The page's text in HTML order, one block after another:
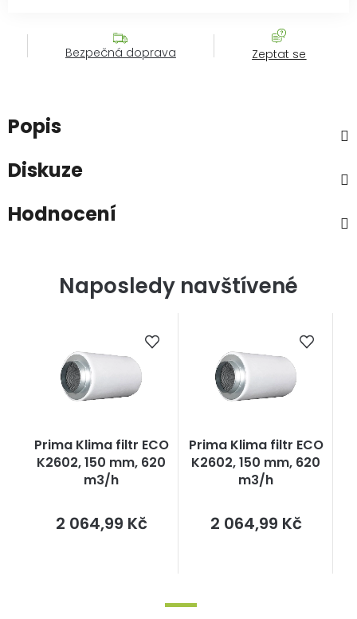
Bezpečná doprava Zeptat se
Popis
Diskuze
Hodnocení
Naposledy navštívené
Prima Klima filtr ECO
K2602, 150 mm, 620
m3/h
2 064,99 KčMěrná
cena:
Prima Klima filtr ECO
K2602, 150 mm, 620
m3/h
2 064,99 KčMěrná
cena: